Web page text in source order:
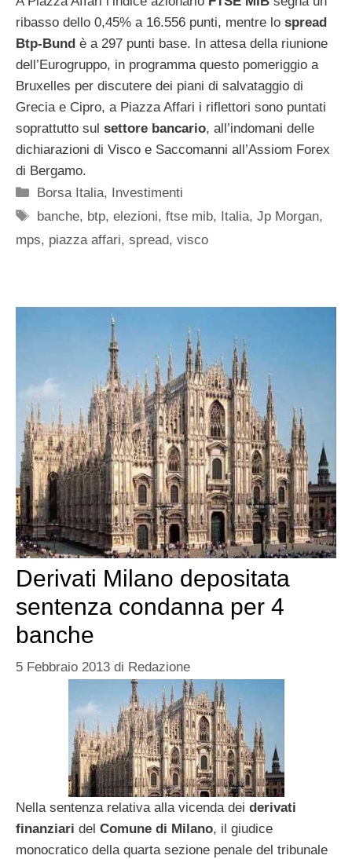
ribasso dello 0,45% a 16.556 punti, mentre lo spread
Btp-Bund è a 297 punti base. In attesa della riunione
dell’Eurogruppo, in programma questo pomeriggio a
Bruxelles per discutere dei piani di salvataggio di
Grecia e Cipro, a Piazza Affari i riflettori sono puntati
soprattutto sul settore bancario, all’indomani delle
dichiarazioni di Visco e Saccomanni all’Assiom Forex
di Bergamo.
Categorie
Borsa Italia, Investimenti
Tag
banche, btp,elezioni,ftse mib, Italia,Jp Morgan,
mps, piazza affari, spread, visco
Derivati Milano depositata
sentenza condanna per 4
banche
5 Febbraio 2013 di Redazione
Nella sentenza relativa alla vicenda dei derivati
finanziari del Comune di Milano, il giudice
monocratico della quarta sezione penale del tribunale